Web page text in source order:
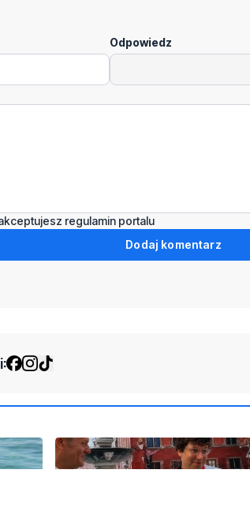
Odpowiedz
regulamin portalu
Dodaj komentarz